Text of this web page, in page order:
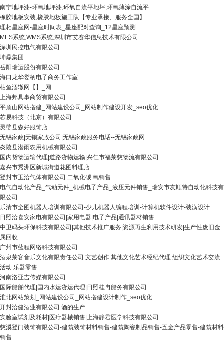
南宁地坪漆-环氧地坪漆,环氧自流平地坪,环氧薄涂自流平
橡胶地板安装,橡胶地板施工队【专业承接、服务全国】
理相星座网-星座时间表_星座配对查询_12星座预测
MES系统,WMS系统,深圳市艾赛华信息技术有限公司
深圳民控电气有限公司
坤鼎集团
岳阳瑞运股份有限公司
海口龙华娄柄电子商务工作室
枯鱼涸辙网【】_网
上海邦具事商贸有限公司
平顶山网站搭建_网站建设公司_网站制作建设开发_seo优化
芯易科技（北京）有限公司
灵璧县森好服饰店
无锡家政|无锡家政公司|无锡家政服务电话--无锡家政网
炎陵县潜雨农用机械有限公司
国内货物运输代理|道路货物运输|兴仁市福莱慈物流有限公司
嘉兴市秀洲区新城街道花图料理店
登封市玉洽气体有限公司 二氧化碳 氧销售
电气自动化产品_气动元件_机械电子产品_液压元件销售_瑞安市友顺特自动化科技有
限公司
乐清市全图机器人培训有限公司-少儿机器人编程培训-计算机软件设计-装潢设计
日照洽喜安家电有限公司|家用电器|电子产品|通讯器材销售
中卫码头环保科技有限公司|其他技术推广服务|资源再生利用技术研发|生产性废旧金
属回收
广州市蓝程网络科技有限公司
酒泉莱客音乐文化有限责任公司 文艺创作 其他文化艺术经纪代理 组织文化艺术交流
活动 乐器零售
河南洛亚吉传媒有限公司
国际船舶代理|国内水运货运代理|日照桂冉船务有限公司
淮北网站策划_网站建设公司_网站搭建设计制作_seo优化
开封洽健酒业有限公司 酒的生产
实验室试剂及耗材|医疗器械销售|上海静君医学科技有限公司
慈溪登门装饰有限公司-建筑装饰材料销售-建筑陶瓷制品销售-五金产品零售-建筑材料
销售